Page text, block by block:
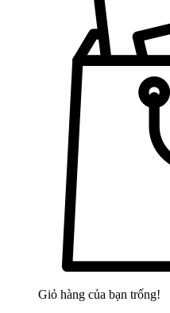
Giỏ hàng của bạn trống!